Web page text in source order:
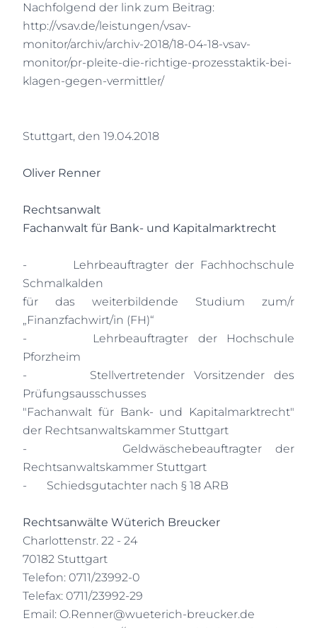
Nachfolgend der link zum Beitrag:
http://vsav.de/leistungen/vsav-
monitor/archiv/archiv-2018/18-04-18-vsav-
monitor/pr-pleite-die-richtige-prozesstaktik-bei-
klagen-gegen-vermittler/
Stuttgart, den 19.04.2018
Oliver Renner
Rechtsanwalt
Fachanwalt für Bank- und Kapitalmarktrecht
-
Lehrbeauftragter der Fachhochschule
Schmalkalden
für das weiterbildende Studium zum/r
„Finanzfachwirt/in (FH)“
-
Lehrbeauftragter der Hochschule
Pforzheim
-
Stellvertretender Vorsitzender des
Prüfungsausschusses
"Fachanwalt für Bank- und Kapitalmarktrecht"
der Rechtsanwaltskammer Stuttgart
-
Geldwäschebeauftragter der
Rechtsanwaltskammer Stuttgart
-
Schiedsgutachter nach § 18 ARB
Rechtsanwälte Wüterich Breucker
Charlottenstr. 22 - 24
70182 Stuttgart
Telefon: 0711/23992-0
Telefax: 0711/23992-29
Email: O.Renner@wueterich-breucker.de